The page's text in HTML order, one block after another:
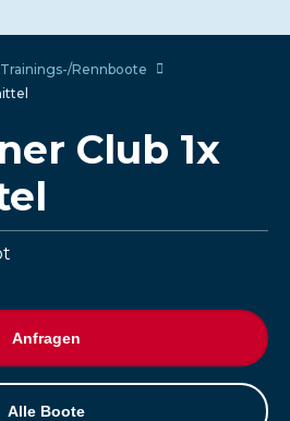
Trainings-/Rennboote
Club 1x
Anfragen
Alle Boote